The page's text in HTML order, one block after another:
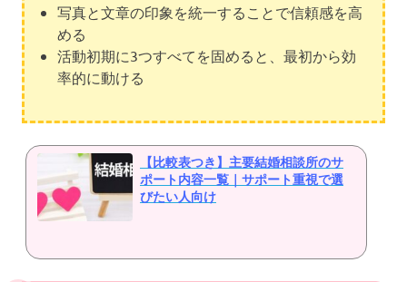
写真と文章の印象を統一することで信頼感を高
める
活動初期に3つすべてを固めると、最初から効
率的に動ける
【比較表つき】主要結婚相談所のサ
ポート内容一覧｜サポート重視で選
びたい人向け